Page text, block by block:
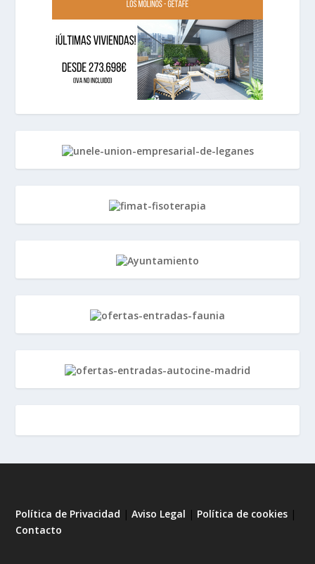
Política de Privacidad |Aviso Legal | Política de cookies |
Contacto